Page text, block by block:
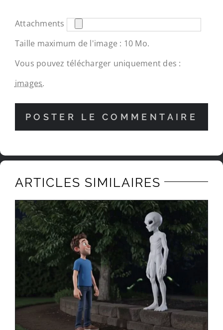
Attachments
Taille maximum de l'image : 10 Mo.
Vous pouvez télécharger uniquement des :
images.
ARTICLES SIMILAIRES